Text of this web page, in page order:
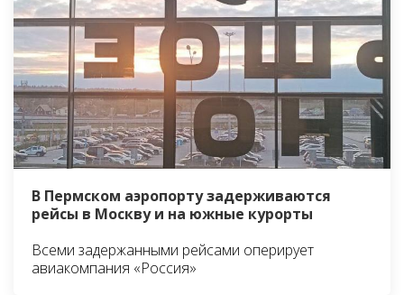
В Пермском аэропорту задерживаются
рейсы в Москву и на южные курорты
Всеми задержанными рейсами оперирует
авиакомпания «Россия»